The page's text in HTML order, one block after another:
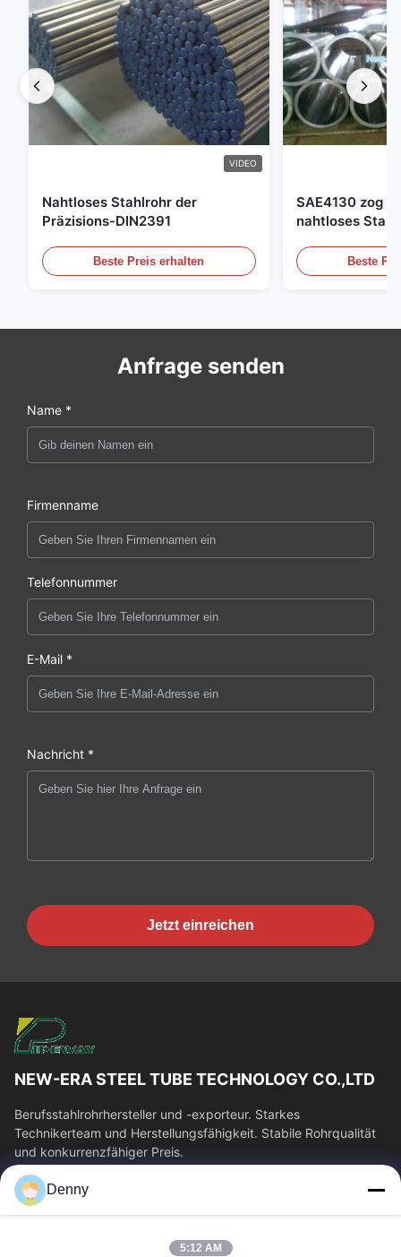
VIDEO
Nahtloses Stahlrohr der
Präzisions-DIN2391
Beste Preis erhalten
SAE4130 zog
nahtloses
Beste
Anfrage senden
Name *
Firmenname
Telefonnummer
E-Mail *
Nachricht *
Jetzt einreichen
NEW-ERA STEEL TUBE TECHNOLOGY CO.,LTD
Berufsstahlrohrhersteller und -exporteur. Starkes
Technikerteam und Herstellungsfähigkeit. Stabile Rohrqualität
und konkurrenzfähiger Preis.
Schnelllinks
Haus
Denny
5:12 AM